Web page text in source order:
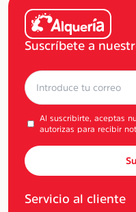
Suscríbete a
Al suscribirte, aceptas
autorizas para recibir
Servicio al cliente